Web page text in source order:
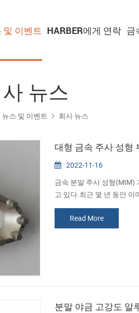
및 이벤트 HARBER에게 연락 금
뉴스
뉴스 및 이벤트 회사 뉴스
대형 금속 주사 성형
2022-11-16
금속 분말 주사 성형(MIM)
고 있다.최근 몇 년 동안 이
큰 금속제품은 성형과 탈
프로세스의 한계를 뛰어
다.
Read More
분말 야금 고강도 알